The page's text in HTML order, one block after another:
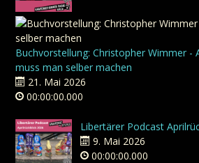
Buchvorstellung: Christopher Wimmer -
muss man selber machen
21. Mai 2026
00:00:00.000
Libertärer Podcast
9. Mai 2026
00:00:00.000